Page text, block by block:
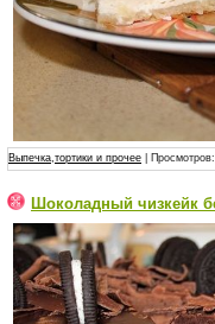
Выпечка,тортики и прочее |
Шоколадный чизкейк